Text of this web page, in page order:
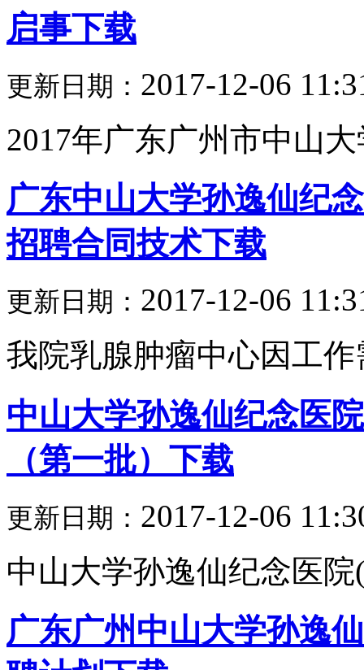
启事下载
更新日期： 2017-12-06
2017年广东广州市中山
广东中山大学孙逸仙纪
招聘合同技术下载
更新日期： 2017-12-06
我院乳腺肿瘤中心因工
中山大学孙逸仙纪念医
（第一批）下载
更新日期： 2017-12-06
中山大学孙逸仙纪念医
广东广州中山大学孙逸